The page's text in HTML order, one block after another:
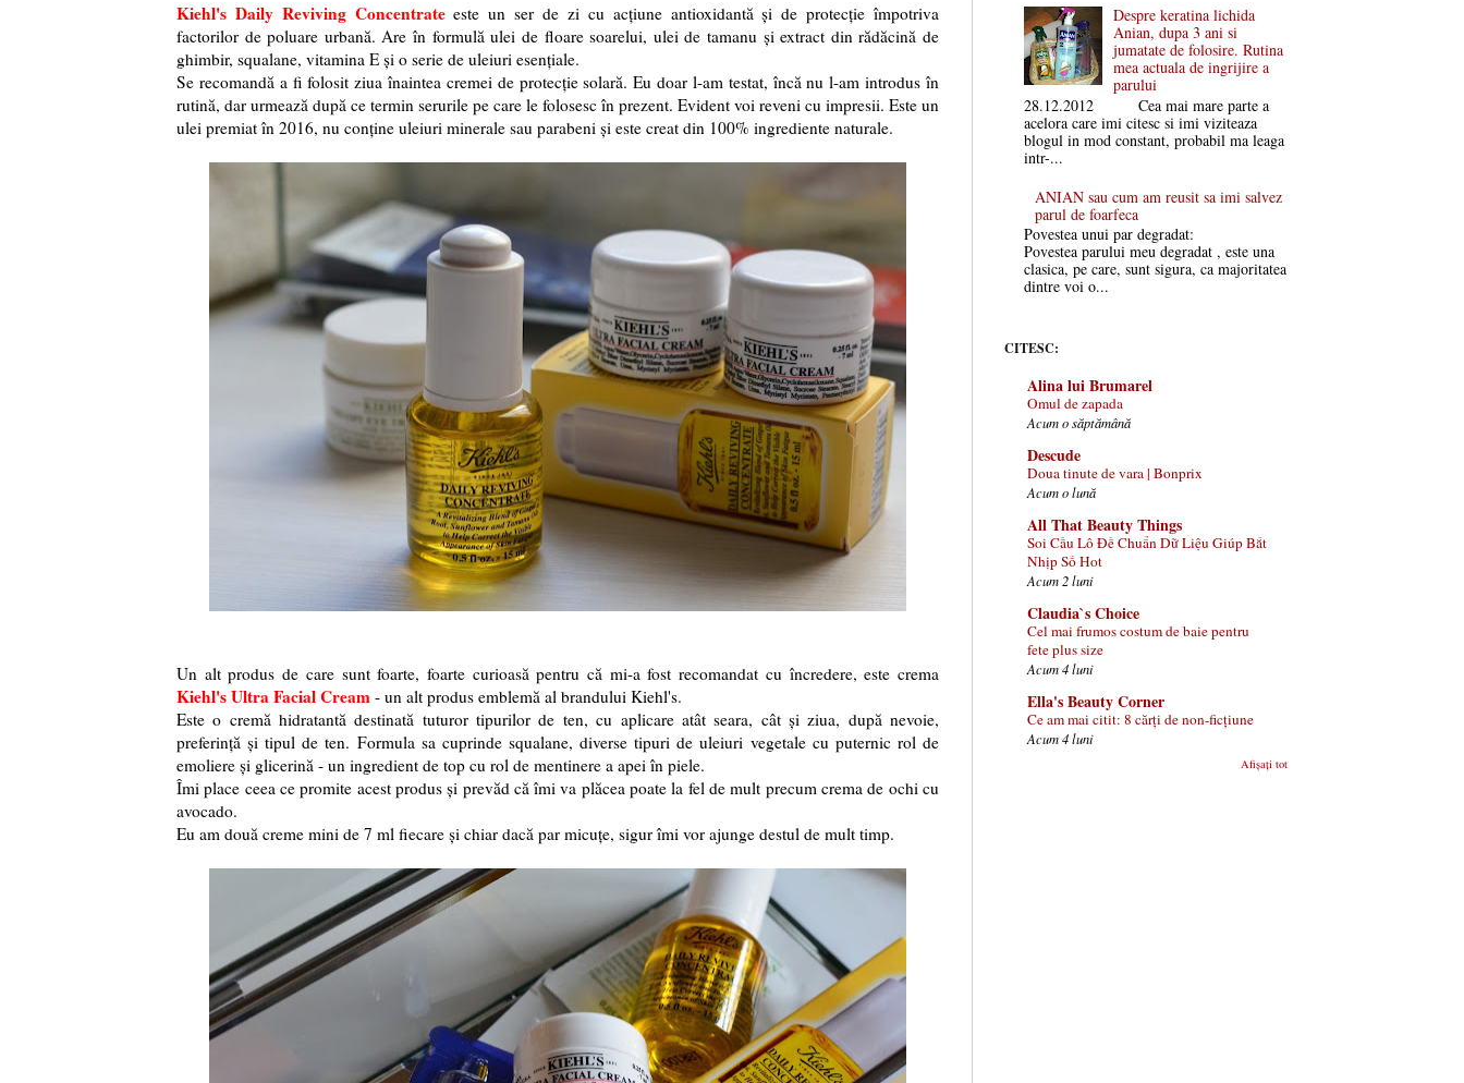
Kiehl's Daily Reviving Concentrateeste un ser de zi cu acțiune antioxidantă și de protecție împotriva
factorilor de poluare urbană. Are în formulă ulei de floare soarelui, ulei de tamanu și extract din rădăcină de
ghimbir, squalane, vitamina E și o serie de uleiuri esențiale.
Se recomandă a fi folosit ziua înaintea cremei de protecție solară. Eu doar l-am testat, încă nu l-am introdus în
rutină, dar urmează după ce termin serurile pe care le folosesc în prezent. Evident voi reveni cu impresii. Este un
ulei premiat în 2016, nu conține uleiuri minerale sau parabeni și este creat din 100% ingrediente naturale.
Un alt produs de care sunt foarte, foarte curioasă pentru că mi-a fost recomandat cu încredere, este crema
Kiehl's Ultra Facial Cream - un alt produs emblemă al brandului Kiehl's.
Este o cremă hidratantă destinată tuturor tipurilor de ten, cu aplicare atât seara, cât și ziua, după nevoie,
preferință și tipul de ten. Formula sa cuprinde squalane, diverse tipuri de uleiuri vegetale cu puternic rol de
emoliere și glicerină - un ingredient de top cu rol de mentinere a apei în piele.
Îmi place ceea ce promite acest produs și prevăd că îmi va plăcea poate la fel de mult precum crema de ochi cu
avocado.
Eu am două creme mini de 7 ml fiecare și chiar dacă par micuțe, sigur îmi vor ajunge destul de mult timp.
Despre keratina lichida
Anian, dupa 3 ani si
jumatate de folosire. Rutina
mea actuala de ingrijire a
parului
28.12.2012 Cea mai mare parte a
acelora care imi citesc si imi viziteaza
blogul in mod constant, probabil ma leaga
intr-...
ANIAN sau cum am reusit sa imi salvez
parul de foarfeca
Povestea unui par degradat:
Povestea parului meu degradat , este una
clasica, pe care, sunt sigura, ca majoritatea
dintre voi o...
CITESC:
Alina lui Brumarel
Omul de zapada
Acum o săptămână
Descude
Doua tinute de vara | Bonprix
Acum o lună
All That Beauty Things
Soi Cầu Lô Đề Chuẩn Dữ Liệu Giúp Bắt
Nhịp Số Hot
Acum 2 luni
Claudia`s Choice
Cel mai frumos costum de baie pentru
fete plus size
Acum 4 luni
Ella's Beauty Corner
Ce am mai citit: 8 cărți de non-ficțiune
Acum 4 luni
Afișați tot